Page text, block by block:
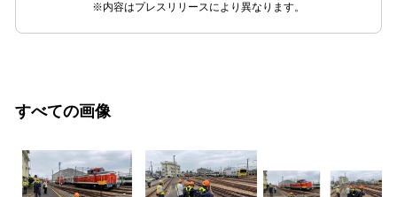
※内容はプレスリリースにより異なります。
すべての画像